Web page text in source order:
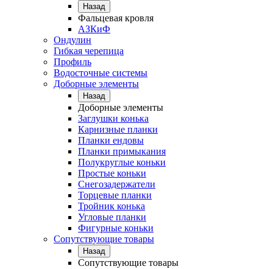
Назад
Фальцевая кровля
АЗКиФ
Ондулин
Гибкая черепица
Профиль
Водосточные системы
Доборные элементы
Назад
Доборные элементы
Заглушки конька
Карнизные планки
Планки ендовы
Планки примыкания
Полукруглые коньки
Простые коньки
Снегозадержатели
Торцевые планки
Тройник конька
Угловые планки
Фигурные коньки
Сопутствующие товары
Назад
Сопутствующие товары